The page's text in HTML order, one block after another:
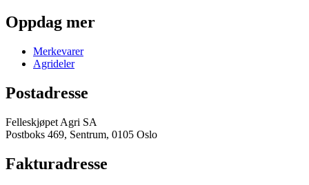
Oppdag mer
Merkevarer
Agrideler
Postadresse
Felleskjøpet Agri SA
Postboks 469, Sentrum, 0105 Oslo
Fakturadresse